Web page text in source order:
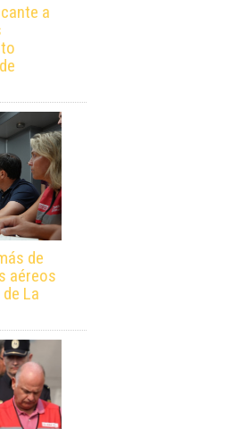
a
de
aéreos
La